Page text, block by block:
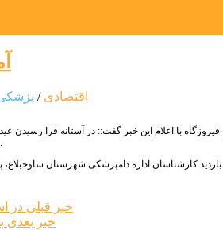
اقتصادی /
فیروزگاه با اعلام این خبر گفت:: در آستانه فرا
معاونت خدمات شهری شهرداری و با تایید کارشناسان اداره دامپزشکی شهرستان ساوجبلاغ ایجاد گردید.
خبر قبلی در استان
خبر بعدی